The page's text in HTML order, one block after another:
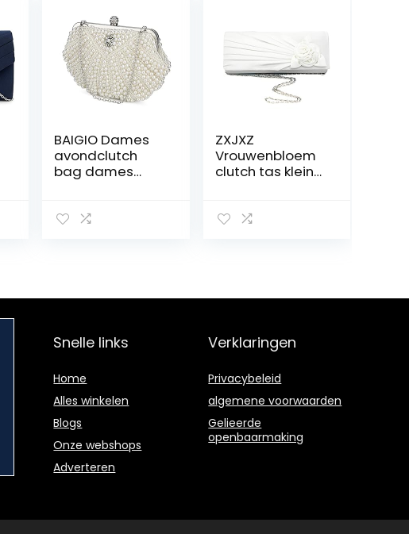
BAIGIO Dames
avondclutch
bag dames
clutch mode
ZXJXZ
Vrouwenbloem
clutch tas kleine
tassen elegante
geplooide
wit
Snelle links
Home
Alles winkelen
Blogs
Onze webshops
Adverteren
Verklaringen
Privacybeleid
algemene voorwaarden
Gelieerde
openbaarmaking